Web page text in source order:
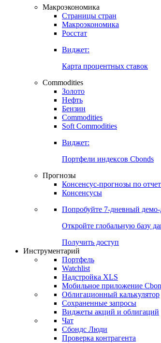
Макроэкономика
Страницы стран
Макроэкономика
Росстат
Виджет:
Карта процентных ставок
Commodities
Золото
Нефть
Бензин
Commodities
Soft Commodities
Виджет:
Портфели индексов Cbonds
Прогнозы
Консенсус-прогнозы по
Консенсусы
Попробуйте 7-дневный
Откройте глобальную базу
Получить доступ
Инструментарий
Портфель
Watchlist
Надстройка XLS
Мобильное приложение
Облигационный калькулятор
Сохраненные запросы
Виджеты акций и облигаций
Чат
Сбондс Люди
Проверка контрагента